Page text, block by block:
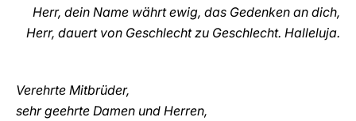
Herr, dein Name währt ewig, das Gedenken an dich,
Herr, dauert von Geschlecht zu Geschlecht. Halleluja.
Verehrte Mitbrüder,
sehr geehrte Damen und Herren,